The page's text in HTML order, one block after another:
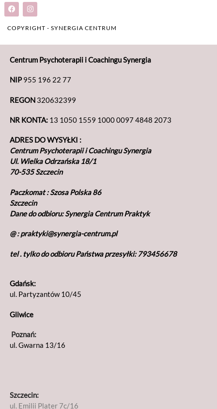
COPYRIGHT - SYNERGIA CENTRUM
Centrum Psychoterapii i Coachingu Synergia
NIP955 196 22 77
REGON 320632399
NR KONTA: 13 1050 1559 1000 0097 4848 2073
ADRES DO WYSYŁKI :
Centrum Psychoterapii i Coachingu Synergia
Ul. Wielka Odrzańska 18/1
70-535 Szczecin
Paczkomat : Szosa Polska 86
Szczecin
Dane do odbioru: Synergia Centrum Praktyk
@ : praktyki@synergia-centrum.pl
tel . tylko do odbioru Państwa przesyłki: 793456678
Gdańsk:
ul. Partyzantów 10/45
Gliwice
Poznań:
ul. Gwarna 13/16
Szczecin:
ul. Emilii Plater 7c/16